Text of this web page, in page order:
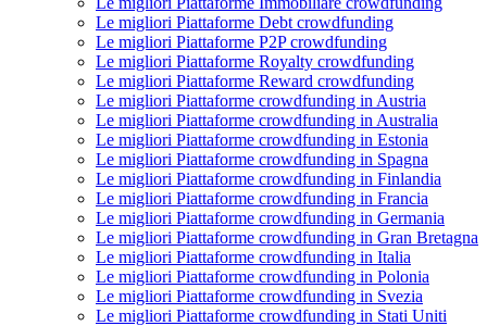
Le migliori Piattaforme Debt crowdfunding
Le migliori Piattaforme P2P crowdfunding
Le migliori Piattaforme Royalty crowdfunding
Le migliori Piattaforme Reward crowdfunding
Le migliori Piattaforme crowdfunding in Austria
Le migliori Piattaforme crowdfunding in Australia
Le migliori Piattaforme crowdfunding in Estonia
Le migliori Piattaforme crowdfunding in Spagna
Le migliori Piattaforme crowdfunding in Finlandia
Le migliori Piattaforme crowdfunding in Francia
Le migliori Piattaforme crowdfunding in Germania
Le migliori Piattaforme crowdfunding in Gran Bretagna
Le migliori Piattaforme crowdfunding in Italia
Le migliori Piattaforme crowdfunding in Polonia
Le migliori Piattaforme crowdfunding in Svezia
Le migliori Piattaforme crowdfunding in Stati Uniti